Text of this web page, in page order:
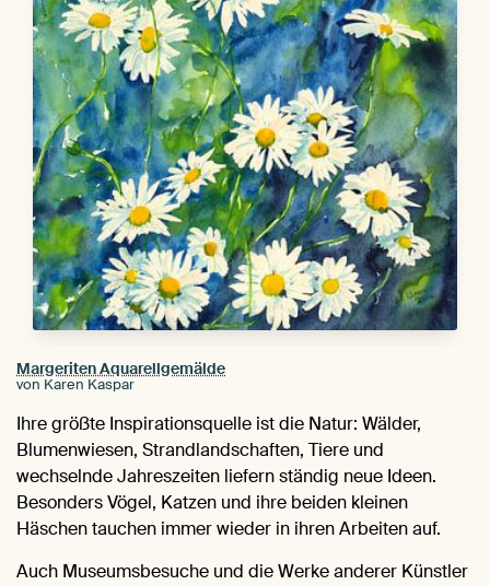
Margeriten Aquarellgemälde
von Karen Kaspar
Ihre größte Inspirationsquelle ist die Natur: Wälder,
Blumenwiesen, Strandlandschaften, Tiere und
wechselnde Jahreszeiten liefern ständig neue Ideen.
Besonders Vögel, Katzen und ihre beiden kleinen
Häschen tauchen immer wieder in ihren Arbeiten auf.
Auch Museumsbesuche und die Werke anderer Künstler